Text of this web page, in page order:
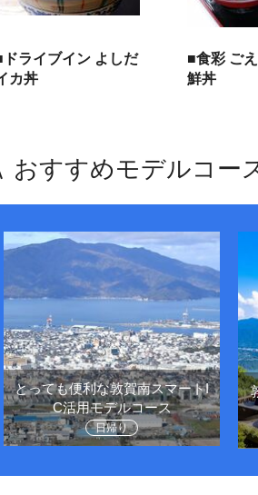
ドライブイン よしだ
カ丼
■食彩 ご
鮮丼
おすすめモデルコー
とっても便利な敦賀南スマートI
C活用モデルコース
日帰り